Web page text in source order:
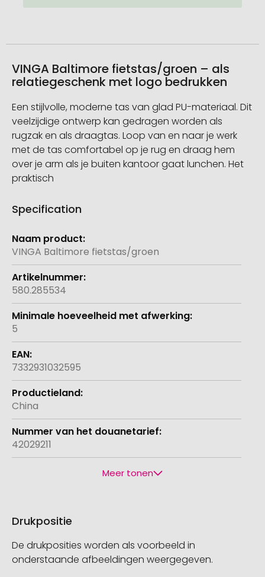
VINGA Baltimore fietstas/groen – als
relatiegeschenk met logo bedrukken
Een stijlvolle, moderne tas van glad PU-materiaal. Dit
veelzijdige ontwerp kan gedragen worden als
rugzak en als draagtas. Loop van en naar je werk
met de tas comfortabel op je rug en draag hem
over je arm als je buiten kantoor gaat lunchen. Het
praktisch
Specification
Meer
informatie
VINGA Baltimore fietstas/groen
580.285534
5
7332931032595
China
42029211
Meer tonen
Drukpositie
De drukposities worden als voorbeeld in
onderstaande afbeeldingen weergegeven.